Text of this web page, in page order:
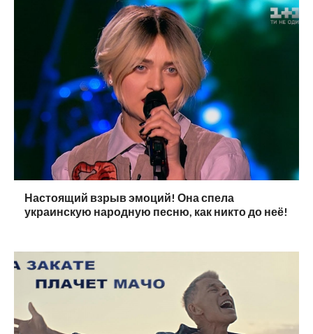
Настоящий взрыв эмоций! Она спела
украинскую народную песню, как никто до неё!